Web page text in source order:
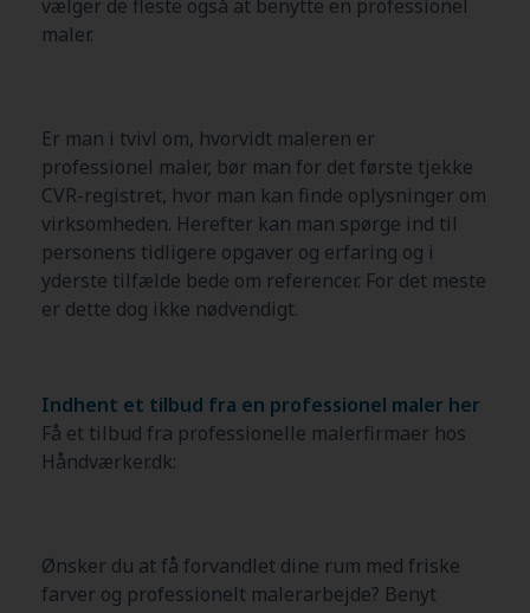
vælger de fleste også at benytte en professionel
maler.
Er man i tvivl om, hvorvidt maleren er
professionel maler, bør man for det første tjekke
CVR-registret, hvor man kan finde oplysninger om
virksomheden. Herefter kan man spørge ind til
personens tidligere opgaver og erfaring og i
yderste tilfælde bede om referencer. For det meste
er dette dog ikke nødvendigt.
Indhent et tilbud fra en professionel maler her
Få et tilbud fra professionelle malerfirmaer hos
Håndværker.dk:
Ønsker du at få forvandlet dine rum med friske
farver og professionelt malerarbejde? Benyt